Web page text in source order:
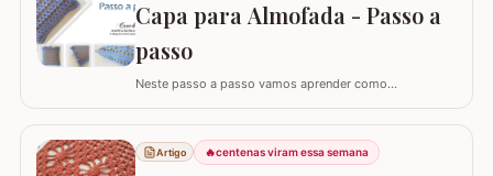
Capa para Almofada - Passo a
passo
Neste passo a passo vamos aprender como
intercalados. Fiz a capa para almofada de 40 x 40 e
seguindo o passo a passo você consegue adaptar para
o tamanho desejado. Utilizei o fio Barroco Maxcolor da
Artigo 🔥centenas viram essa semana